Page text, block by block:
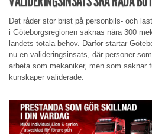
Det råder stor brist på personbils- och
i Göteborgsregionen saknas nära 300
landets totala behov. Därför startar
nu en valideringsinsats, där personer
arbeta som mekaniker, men som saknar
kunskaper validerade.